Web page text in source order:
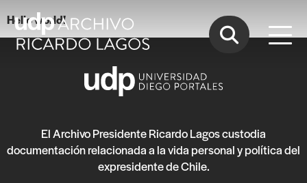
Hello world!
El Archivo Presidente Ricardo Lagos custodia
documentación relacionada a la vida personal y política del
expresidente de Chile.